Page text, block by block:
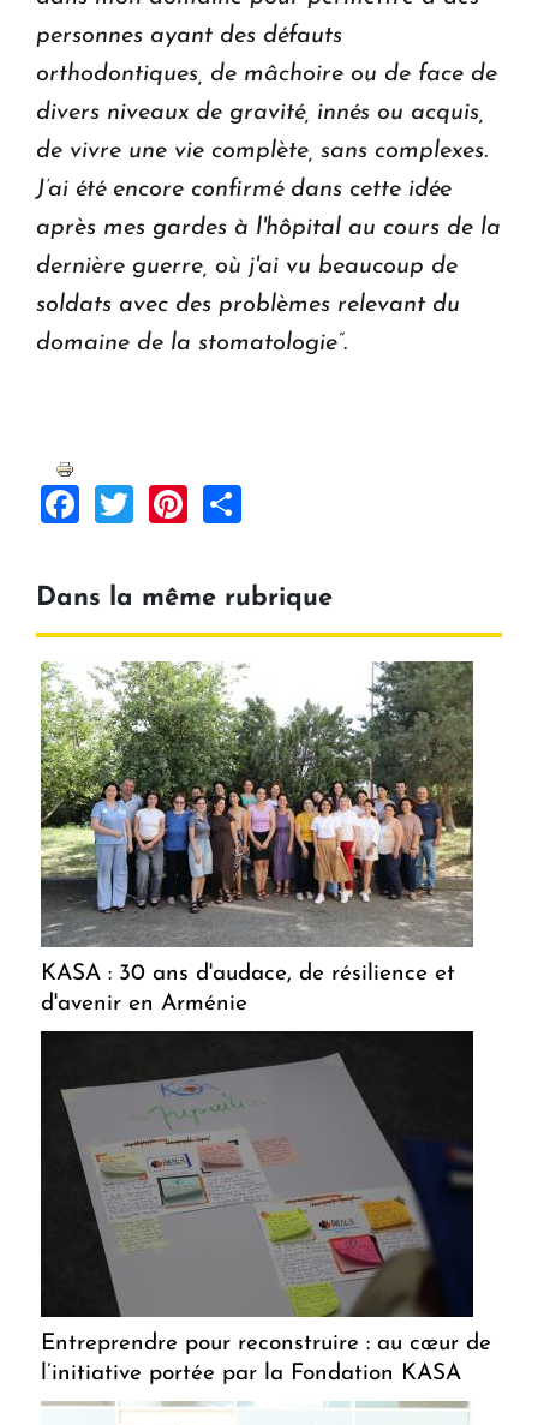
personnes ayant des défauts
orthodontiques, de mâchoire ou de face de
divers niveaux de gravité, innés ou acquis,
de vivre une vie complète, sans complexes.
J’ai été encore confirmé dans cette idée
après mes gardes à l'hôpital au cours de la
dernière guerre, où j'ai vu beaucoup de
soldats avec des problèmes relevant du
domaine de la stomatologie”.
Facebook
TwitterPinterest
Dans la même rubrique
KASA : 30 ans d'audace, de résilience et
d'avenir en Arménie
Entreprendre pour reconstruire : au cœur de
l’initiative portée par la Fondation KASA